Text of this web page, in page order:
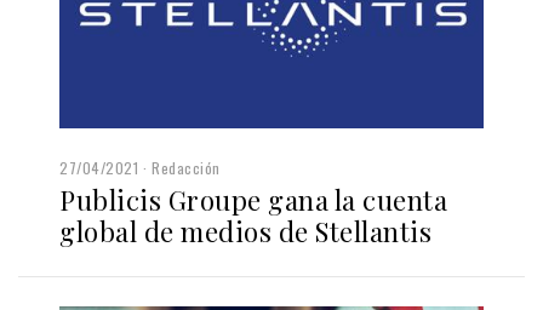
27/04/2021 Redacción
Publicis Groupe gana la cuenta
global de medios de Stellantis